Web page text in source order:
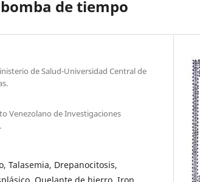
de tiempo
de Salud-Universidad Central de
Venezolano de Investigaciones
Talasemia, Drepanocitosis,